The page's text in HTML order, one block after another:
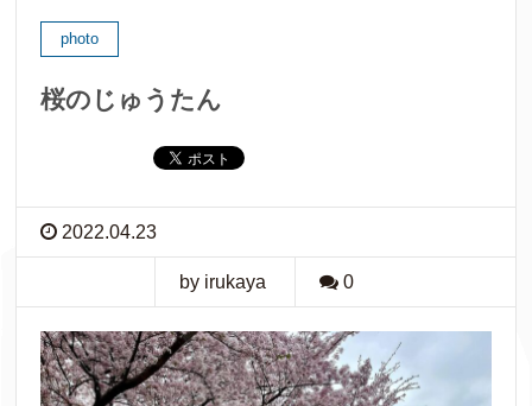
photo
桜のじゅうたん
2022.04.23
by irukaya 0